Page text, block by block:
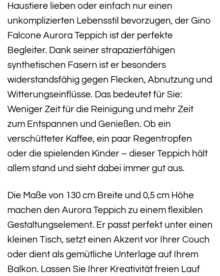
Haustiere lieben oder einfach nur einen
unkomplizierten Lebensstil bevorzugen, der Gino
Falcone Aurora Teppich ist der perfekte
Begleiter. Dank seiner strapazierfähigen
synthetischen Fasern ist er besonders
widerstandsfähig gegen Flecken, Abnutzung und
Witterungseinflüsse. Das bedeutet für Sie:
Weniger Zeit für die Reinigung und mehr Zeit
zum Entspannen und Genießen. Ob ein
verschütteter Kaffee, ein paar Regentropfen
oder die spielenden Kinder – dieser Teppich hält
allem stand und sieht dabei immer gut aus.
Die Maße von 130 cm Breite und 0,5 cm Höhe
machen den Aurora Teppich zu einem flexiblen
Gestaltungselement. Er passt perfekt unter einen
kleinen Tisch, setzt einen Akzent vor Ihrer Couch
oder dient als gemütliche Unterlage auf Ihrem
Balkon. Lassen Sie Ihrer Kreativität freien Lauf